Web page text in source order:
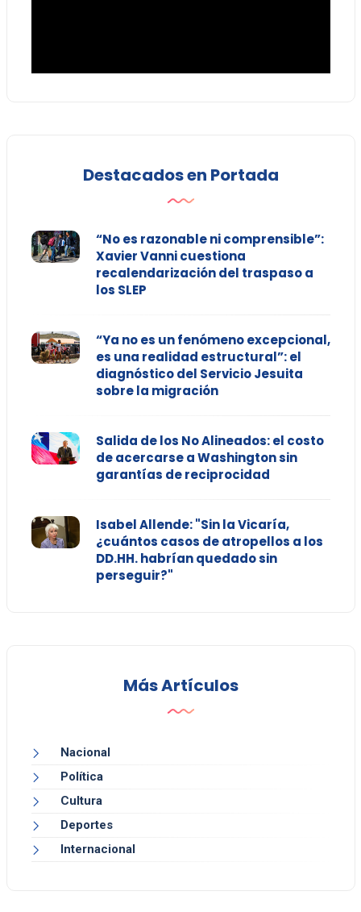
Destacados en Portada
“No es razonable ni comprensible”:
Xavier Vanni cuestiona
recalendarización del traspaso a
los SLEP
“Ya no es un fenómeno excepcional,
es una realidad estructural”: el
diagnóstico del Servicio Jesuita
sobre la migración
Salida de los No Alineados: el costo
de acercarse a Washington sin
garantías de reciprocidad
Isabel Allende: "Sin la Vicaría,
¿cuántos casos de atropellos a los
DD.HH. habrían quedado sin
perseguir?"
Más Artículos
Nacional
Política
Cultura
Deportes
Internacional